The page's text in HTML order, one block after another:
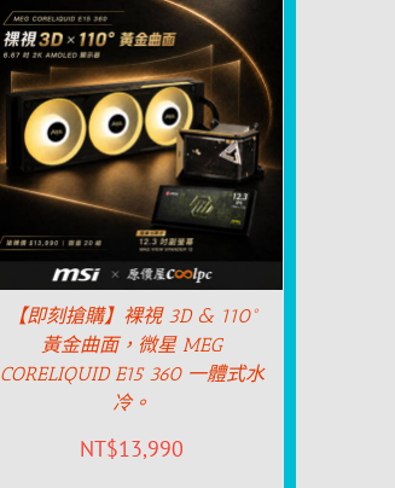
【即刻搶購】裸視 3D & 110°
黃金曲面，微星 MEG
CORELIQUID E15 360 一體式水
冷。
NT$13,990